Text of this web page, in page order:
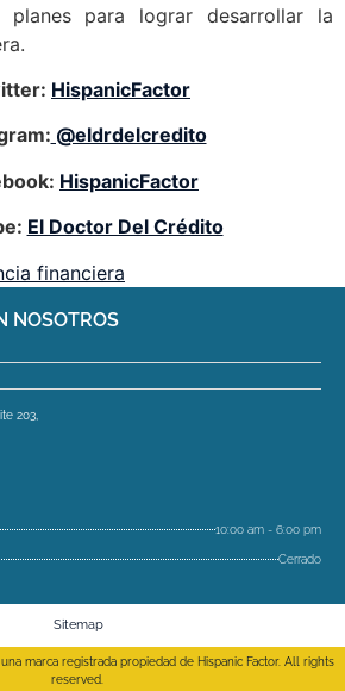
planes para lograr desarrollar la
HispanicFactor
@eldrdelcredito
HispanicFactor
El Doctor Del Crédito
financiera
NOSOTROS
203,
10:00 am - 6:00 pm
Cerrado
Sitemap
marca registrada propiedad de Hispanic Factor. All rights
reserved.